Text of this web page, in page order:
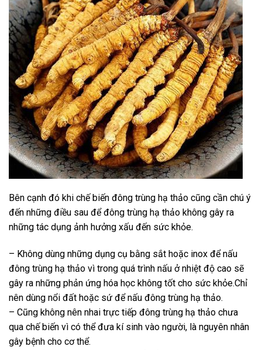
Bên cạnh đó khi chế biến đông trùng hạ thảo cũng cần chú ý
đến những điều sau để đông trùng hạ thảo không gây ra
những tác dụng ảnh hưởng xấu đến sức khỏe.
– Không dùng những dụng cụ bằng sắt hoặc inox để nấu
đông trùng hạ thảo vì trong quá trình nấu ở nhiệt độ cao sẽ
gây ra những phản ứng hóa học không tốt cho sức khỏe.Chỉ
nên dùng nổi đất hoặc sứ để nấu đông trùng hạ thảo.
– Cũng không nên nhai trực tiếp đông trùng hạ thảo chưa
qua chế biến vì có thể đưa kí sinh vào người, là nguyên nhân
gây bệnh cho cơ thể.